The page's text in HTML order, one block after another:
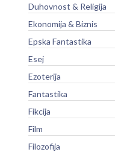
Duhovnost & Religija
Ekonomija & Biznis
Epska Fantastika
Esej
Ezoterija
Fantastika
Fikcija
Film
Filozofija